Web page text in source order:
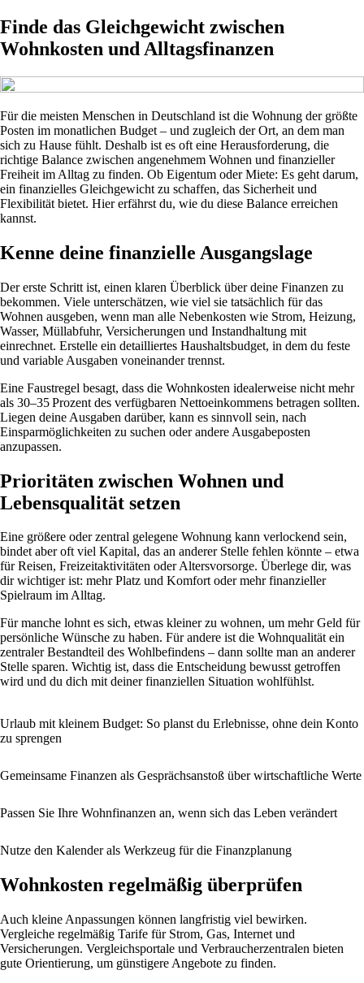
Finde das Gleichgewicht zwischen
Wohnkosten und Alltagsfinanzen
Für die meisten Menschen in Deutschland ist die Wohnung der größte
Posten im monatlichen Budget – und zugleich der Ort, an dem man
sich zu Hause fühlt. Deshalb ist es oft eine Herausforderung, die
richtige Balance zwischen angenehmem Wohnen und finanzieller
Freiheit im Alltag zu finden. Ob Eigentum oder Miete: Es geht darum,
ein finanzielles Gleichgewicht zu schaffen, das Sicherheit und
Flexibilität bietet. Hier erfährst du, wie du diese Balance erreichen
kannst.
Kenne deine finanzielle Ausgangslage
Der erste Schritt ist, einen klaren Überblick über deine Finanzen zu
bekommen. Viele unterschätzen, wie viel sie tatsächlich für das
Wohnen ausgeben, wenn man alle Nebenkosten wie Strom, Heizung,
Wasser, Müllabfuhr, Versicherungen und Instandhaltung mit
einrechnet. Erstelle ein detailliertes Haushaltsbudget, in dem du feste
und variable Ausgaben voneinander trennst.
Eine Faustregel besagt, dass die Wohnkosten idealerweise nicht mehr
als 30–35 Prozent des verfügbaren Nettoeinkommens betragen sollten.
Liegen deine Ausgaben darüber, kann es sinnvoll sein, nach
Einsparmöglichkeiten zu suchen oder andere Ausgabeposten
anzupassen.
Prioritäten zwischen Wohnen und
Lebensqualität setzen
Eine größere oder zentral gelegene Wohnung kann verlockend sein,
bindet aber oft viel Kapital, das an anderer Stelle fehlen könnte – etwa
für Reisen, Freizeitaktivitäten oder Altersvorsorge. Überlege dir, was
dir wichtiger ist: mehr Platz und Komfort oder mehr finanzieller
Spielraum im Alltag.
Für manche lohnt es sich, etwas kleiner zu wohnen, um mehr Geld für
persönliche Wünsche zu haben. Für andere ist die Wohnqualität ein
zentraler Bestandteil des Wohlbefindens – dann sollte man an anderer
Stelle sparen. Wichtig ist, dass die Entscheidung bewusst getroffen
wird und du dich mit deiner finanziellen Situation wohlfühlst.
Urlaub mit kleinem Budget: So planst du Erlebnisse, ohne dein Konto
zu sprengen
Gemeinsame Finanzen als Gesprächsanstoß über wirtschaftliche Werte
Passen Sie Ihre Wohnfinanzen an, wenn sich das Leben verändert
Nutze den Kalender als Werkzeug für die Finanzplanung
Wohnkosten regelmäßig überprüfen
Auch kleine Anpassungen können langfristig viel bewirken.
Vergleiche regelmäßig Tarife für Strom, Gas, Internet und
Versicherungen. Vergleichsportale und Verbraucherzentralen bieten
gute Orientierung, um günstigere Angebote zu finden.